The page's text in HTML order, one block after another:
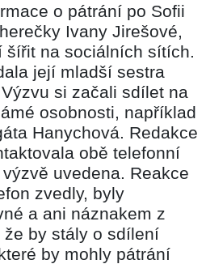
o pátrání po Sofii
Ivany Jirešové,
šířit na sociálních sítích.
její mladší sestra
si začali sdílet na
osobnosti, například
Hanychová. Redakce
obě telefonní
uvedena. Reakce
zvedly, byly
a ani náznakem z
by stály o sdílení
by mohly pátrání